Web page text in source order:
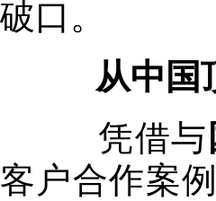
破口。
从中国顶
凭借与
客户合作案